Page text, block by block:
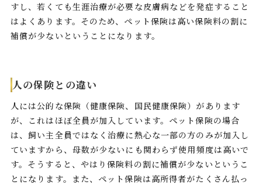
すし、若くても生涯治療が必要な皮膚病などを発症すること
はよくあります。そのため、ペット保険は高い保険料の割に
補償が少ないということになります。
人の保険との違い
人には公的な保険（健康保険、国民健康保険）があります
が、これはほぼ全員が加入しています。ペット保険の場合
は、飼い主全員ではなく治療に熱心な一部の方のみが加入し
ていますから、母数が少ないにも関わらず使用頻度は高いで
す。そうすると、やはり保険料の割に補償が少ないというこ
とになります。また、ペット保険は高所得者がたくさん払っ